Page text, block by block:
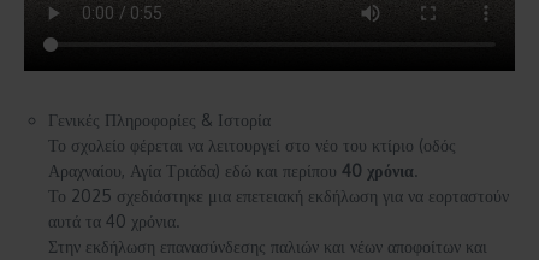
Γενικές Πληροφορίες & Ιστορία
Το σχολείο φέρεται να λειτουργεί στο νέο του κτίριο (οδός
Αραχναίου, Αγία Τριάδα) εδώ και περίπου 40 χρόνια.
Το 2025 σχεδιάστηκε μια επετειακή εκδήλωση για να εορταστούν
αυτά τα 40 χρόνια.
Στην εκδήλωση επανασύνδεσης παλιών και νέων αποφοίτων και